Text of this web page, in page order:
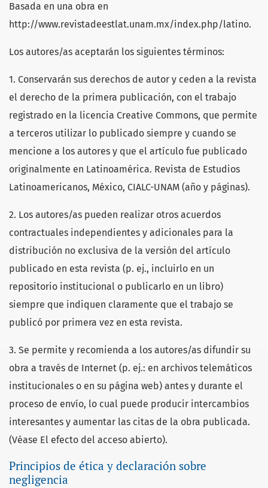
Basada en una obra en
http://www.revistadeestlat.unam.mx/index.php/latino.
Los autores/as aceptarán los siguientes términos:
1. Conservarán sus derechos de autor y ceden a la revista
el derecho de la primera publicación, con el trabajo
registrado en la licencia Creative Commons, que permite
a terceros utilizar lo publicado siempre y cuando se
mencione a los autores y que el artículo fue publicado
originalmente en Latinoamérica. Revista de Estudios
Latinoamericanos, México, CIALC-UNAM (año y páginas).
2. Los autores/as pueden realizar otros acuerdos
contractuales independientes y adicionales para la
distribución no exclusiva de la versión del artículo
publicado en esta revista (p. ej., incluirlo en un
repositorio institucional o publicarlo en un libro)
siempre que indiquen claramente que el trabajo se
publicó por primera vez en esta revista.
3. Se permite y recomienda a los autores/as difundir su
obra a través de Internet (p. ej.: en archivos telemáticos
institucionales o en su página web) antes y durante el
proceso de envío, lo cual puede producir intercambios
interesantes y aumentar las citas de la obra publicada.
(Véase El efecto del acceso abierto).
Principios de ética y declaración sobre
negligencia